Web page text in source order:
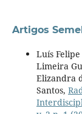
Artigos
Luís
Limeira
Elizandra
Santos,